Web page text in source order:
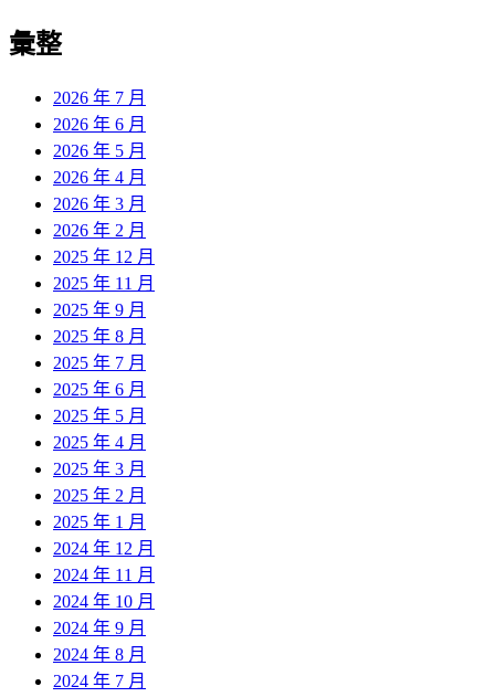
彙整
2026 年 7 月
2026 年 6 月
2026 年 5 月
2026 年 4 月
2026 年 3 月
2026 年 2 月
2025 年 12 月
2025 年 11 月
2025 年 9 月
2025 年 8 月
2025 年 7 月
2025 年 6 月
2025 年 5 月
2025 年 4 月
2025 年 3 月
2025 年 2 月
2025 年 1 月
2024 年 12 月
2024 年 11 月
2024 年 10 月
2024 年 9 月
2024 年 8 月
2024 年 7 月